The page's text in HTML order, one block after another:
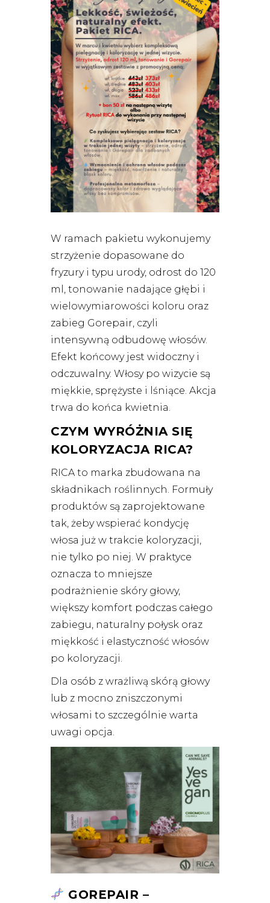
W ramach pakietu wykonujemy
strzyżenie dopasowane do
fryzury i typu urody, odrost do 120
ml, tonowanie nadające głębi i
wielowymiarowości koloru oraz
zabieg Gorepair, czyli
intensywną odbudowę włosów.
Efekt końcowy jest widoczny i
odczuwalny. Włosy po wizycie są
miękkie, sprężyste i lśniące. Akcja
trwa do końca kwietnia.
CZYM WYRÓŻNIA SIĘ
KOLORYZACJA RICA?
RICA to marka zbudowana na
składnikach roślinnych. Formuły
produktów są zaprojektowane
tak, żeby wspierać kondycję
włosa już w trakcie koloryzacji,
nie tylko po niej. W praktyce
oznacza to mniejsze
podrażnienie skóry głowy,
większy komfort podczas całego
zabiegu, naturalny połysk oraz
miękkość i elastyczność włosów
po koloryzacji.
Dla osób z wrażliwą skórą głowy
lub z mocno zniszczonymi
włosami to szczególnie warta
uwagi opcja.
GOREPAIR –